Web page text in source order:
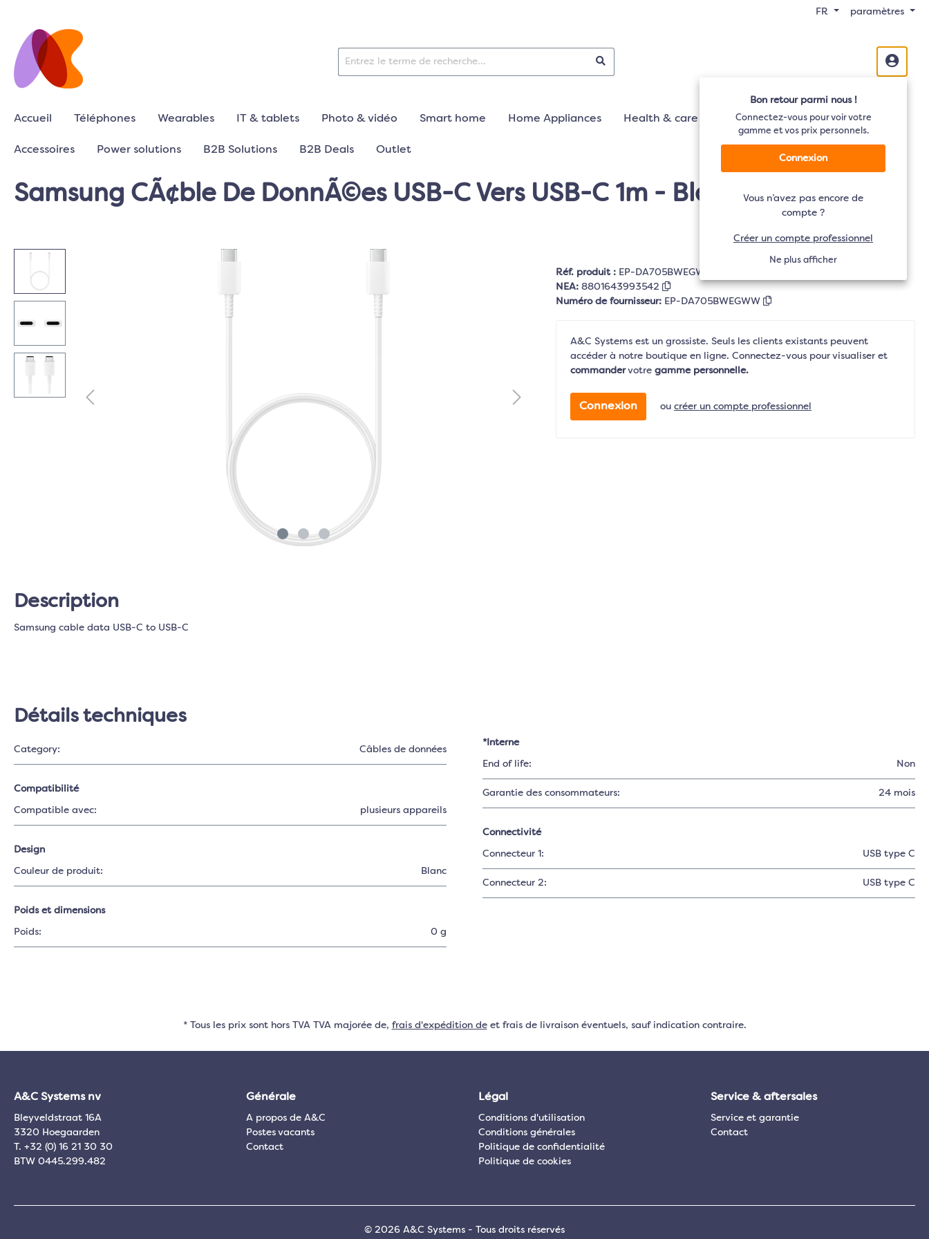
FR paramètres
Bon retour parmi nous !
Connectez-vous pour voir votre
gamme et vos prix personnels.
Connexion
Vous n’avez pas encore de
compte ?
Créer un compte professionnel
Ne plus afficher
Accueil Téléphones Wearables IT & tablets Photo & vidéo Smart home Home Appliances Health & care Mobilité Audio TV
Accessoires Power solutions B2B Solutions B2B Deals Outlet
Samsung CÃ¢ble De DonnÃ©es USB-C Vers USB-C 1m - Blanc
Réf. produit : EP-DA705BWEGWW
NEA: 8801643993542
Numéro de fournisseur: EP-DA705BWEGWW
A&C Systems est un grossiste. Seuls les clients existants peuvent
accéder à notre boutique en ligne. Connectez-vous pour visualiser et
commandervotre gamme personnelle.
Connexion ou créer un compte professionnel
Description
Samsung cable data USB-C to USB-C
Détails techniques
Category: Câbles de données
*Interne
End of life: Non
Garantie des consommateurs: 24 mois
Compatibilité
Compatible avec: plusieurs appareils
Connectivité
Connecteur 1: USB type C
Connecteur 2: USB type C
Design
Couleur de produit: Blanc
Poids et dimensions
Poids: 0 g
* Tous les prix sont hors TVA TVA majorée de, frais d'expédition deet frais de livraison éventuels, sauf indication contraire.
A&C Systems nv
Bleyveldstraat 16A
3320 Hoegaarden
T. +32 (0) 16 21 30 30
BTW 0445.299.482
Générale
A propos de A&C
Postes vacants
Contact
Légal
Conditions d'utilisation
Conditions générales
Politique de confidentialité
Politique de cookies
Service & aftersales
Service et garantie
Contact
© 2026 A&C Systems - Tous droits réservés